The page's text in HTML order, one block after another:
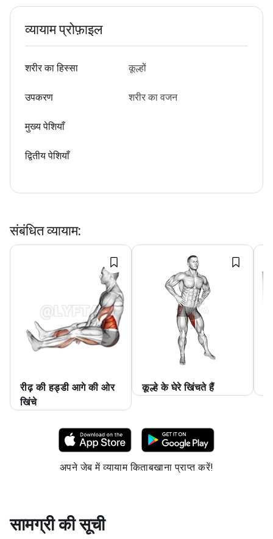
व्यायाम प्रोफ़ाइल
शरीर का हिस्सा कूल्हों
उपकरण शरीर का वजन
मुख्य पेशियाँ
द्वितीय पेशियाँ
संबंधित व्यायाम:
रीढ़ की हड्डी आगे की ओर
खिंचे
कूल्हे के घेरे खिंचते हैं
अपने जेब में व्यायाम किताबखाना प्राप्त करें!
सामग्री की सूची